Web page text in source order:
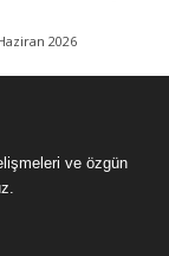
2026
ve özgün